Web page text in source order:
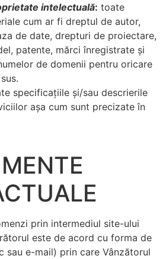
intelectuală: toate
cum ar fi dreptul de autor,
de date, drepturi de proiectare,
patente, mărci înregistrate şi
de domenii pentru oricare
specificaţiile şi/sau descrierile
aşa cum sunt precizate în
prin intermediul site-ului
este de acord cu forma de
sau e-mail) prin care Vânzătorul